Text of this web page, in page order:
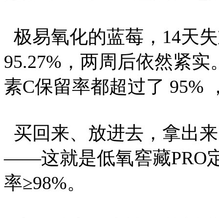
极易氧化的蓝莓，14天
95.27%，两周后依然紧
素C保留率都超过了 95%
买回来、放进去，拿出
——这就是低氧窖藏PRO
率≥98%。